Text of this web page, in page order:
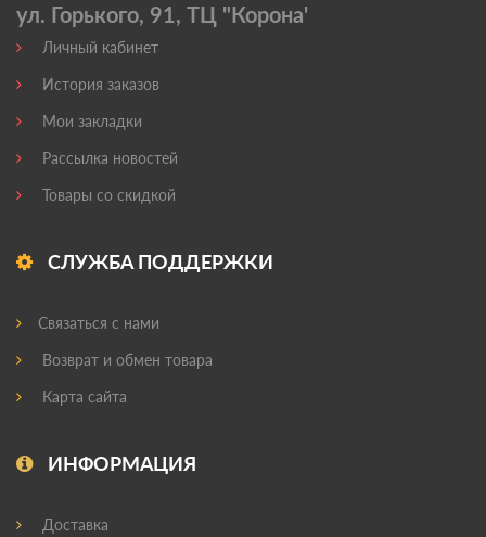
ул. Горького, 91, ТЦ "Корона'
Личный кабинет
История заказов
Мои закладки
Рассылка новостей
Товары со скидкой
СЛУЖБА ПОДДЕРЖКИ
Связаться с нами
Возврат и обмен товара
Карта сайта
ИНФОРМАЦИЯ
Доставка